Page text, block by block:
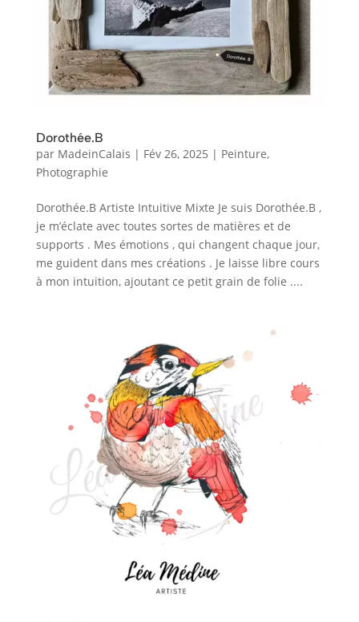
Dorothée.B
par MadeinCalais | Fév 26, 2025 | Peinture,
Photographie
Dorothée.B Artiste Intuitive Mixte Je suis Dorothée.B ,
je m’éclate avec toutes sortes de matières et de
supports . Mes émotions , qui changent chaque jour,
me guident dans mes créations . Je laisse libre cours
à mon intuition, ajoutant ce petit grain de folie ....